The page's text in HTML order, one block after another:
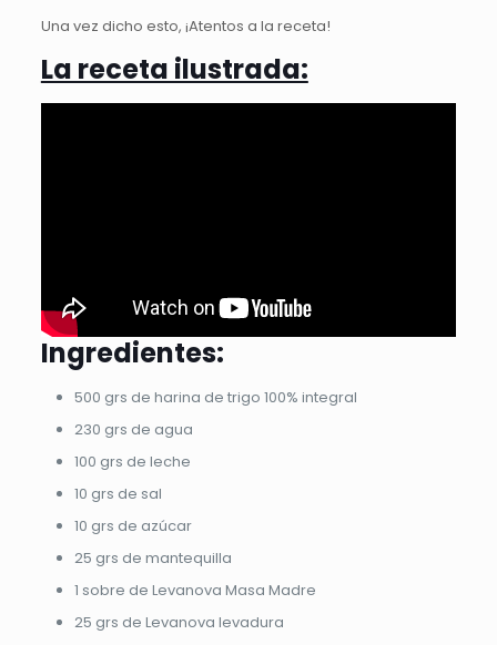
Una vez dicho esto, ¡Atentos a la receta!
La receta ilustrada:
Ingredientes:
500 grs de harina de trigo 100% integral
230 grs de agua
100 grs de leche
10 grs de sal
10 grs de azúcar
25 grs de mantequilla
1 sobre de Levanova Masa Madre
25 grs de Levanova levadura